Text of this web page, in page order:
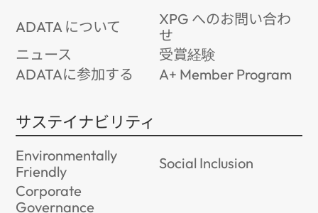
ADATA について
XPG へのお問い合わ
せ
ニュース
受賞経験
ADATAに参加する
A+ Member Program
サステイナビリティ
Environmentally
Friendly
Social Inclusion
Corporate
Governance